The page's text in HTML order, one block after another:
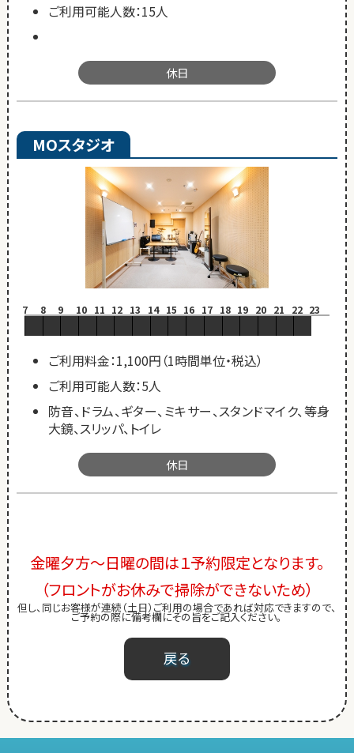
ご利用可能人数：15人
休日
MOスタジオ
7 8 9 10 11 12 13 14 15 16 17 18 19 20 21 22 23
ご利用料金：1,100円（1時間単位・税込）
ご利用可能人数：5人
防音、ドラム、ギター、ミキサー、スタンドマイク、等身
大鏡、スリッパ、トイレ
休日
金曜夕方～日曜の間は１予約限定となります。
（フロントがお休みで掃除ができないため）
但し、同じお客様が連続（土日）ご利用の場合であれば対応できますので、
ご予約の際に備考欄にその旨をご記入ください。
戻る